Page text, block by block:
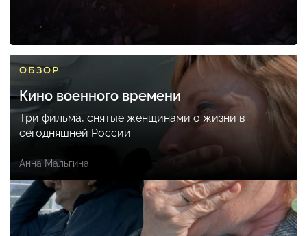
ОБЗОР
Кино военного времени
Три фильма, снятые женщинами о жизни в
сегодняшней России
Анна Мальгина